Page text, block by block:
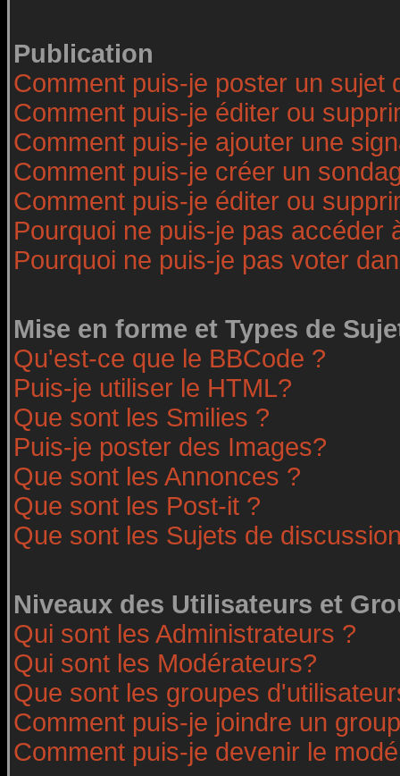
Publication
Comment puis-je poster un sujet
Comment puis-je éditer ou
Comment puis-je ajouter une
Comment puis-je créer un
Comment puis-je éditer ou
Pourquoi ne puis-je pas accéder
Pourquoi ne puis-je pas voter
Mise en forme et Types de
Qu'est-ce que le BBCode ?
Puis-je utiliser le HTML?
Que sont les Smilies ?
Puis-je poster des Images?
Que sont les Annonces ?
Que sont les Post-it ?
Que sont les Sujets de
Niveaux des Utilisateurs et
Qui sont les Administrateurs ?
Qui sont les Modérateurs?
Que sont les groupes
Comment puis-je joindre un
Comment puis-je devenir le